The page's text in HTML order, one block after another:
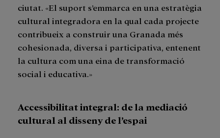
ciutat. «El suport s’emmarca en una estratègia
cultural integradora en la qual cada projecte
contribueix a construir una Granada més
cohesionada, diversa i participativa, entenent
la cultura com una eina de transformació
social i educativa.»
Accessibilitat integral: de la mediació
cultural al disseny de l’espai